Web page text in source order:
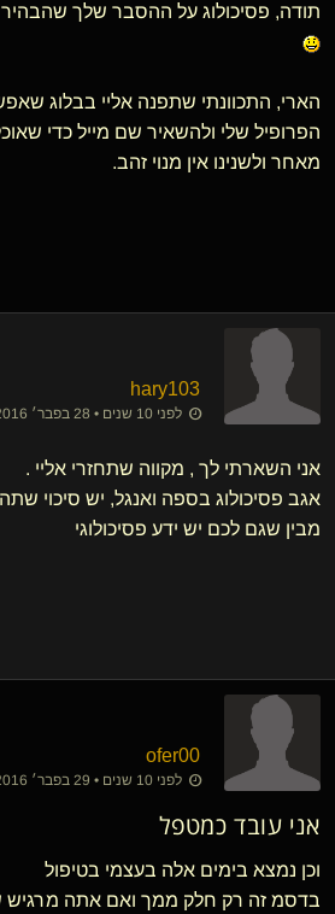
תודה, פסיכולוג על ההסבר שלך
הארי, התכוונתי שתפנה אליי בבלוג
הפרופיל שלי ולהשאיר שם מייל כדי
מאחר ולשנינו אין מנוי זהב.
hary103
לפני 10 שנים • 28 בפבר׳ 2016
אני השארתי לך , מקווה שתחזרי אליי .
אגב פסיכולוג בספה ואנגל, יש סיכוי
מבין שגם לכם יש ידע פסיכולוגי
ofer00
לפני 10 שנים • 29 בפבר׳ 2016
אני עובד כמטפל
וכן נמצא בימים אלה בעצמי בטיפול
בדסמ זה רק חלק ממך ואם אתה מרגיש